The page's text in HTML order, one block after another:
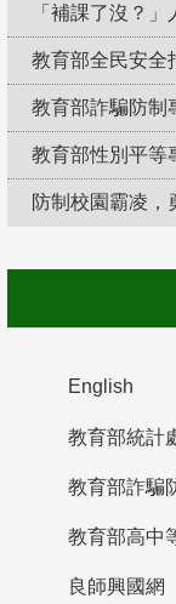
「補課了沒？
教育部全民安全
教育部詐騙防制
教育部性別平等
防制校園霸凌，
English
教育部詐騙
良師興國網